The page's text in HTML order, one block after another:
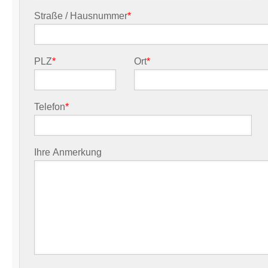
Straße / Hausnummer*
PLZ* Ort*
Telefon*
Ihre Anmerkung